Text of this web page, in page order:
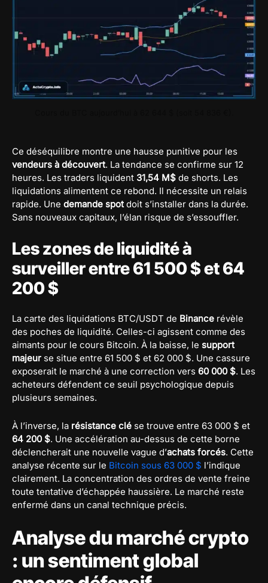
Ce déséquilibre montre une hausse punitive pour les
vendeurs à découvert. La tendance se confirme sur 12
heures. Les traders liquident 31,54 M$ de shorts. Les
liquidations alimentent ce rebond. Il nécessite un relais
rapide. Une demande spotdoit s’installer dans la durée.
Sans nouveaux capitaux, l’élan risque de s’essouffler.
Les zones de liquidité à
surveiller entre 61 500 $ et 64
200 $
La carte des liquidations BTC/USDT de Binance révèle
des poches de liquidité. Celles-ci agissent comme des
aimants pour le cours Bitcoin. À la baisse, le support
majeur se situe entre 61 500 $ et 62 000 $. Une cassure
exposerait le marché à une correction vers 60 000 $. Les
acheteurs défendent ce seuil psychologique depuis
plusieurs semaines.
À l’inverse, la résistance clé se trouve entre 63 000 $ et
64 200 $. Une accélération au-dessus de cette borne
déclencherait une nouvelle vague d’achats forcés. Cette
analyse récente sur le Bitcoin sous 63 000 $ l’indique
clairement. La concentration des ordres de vente freine
toute tentative d’échappée haussière. Le marché reste
enfermé dans un canal technique précis.
Analyse du marché crypto
: un sentiment global